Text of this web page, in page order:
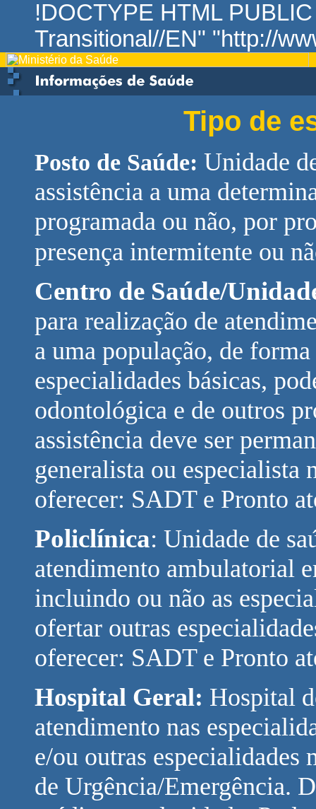
!DOCTYPE HTML
Transitional//EN" "http://
Tipo de
Posto de Saúde: Unidade
assistência a uma
programada ou não, por
presença intermitente ou
Centro de Saúde/
para realização de
a uma população, de
especialidades básicas,
odontológica e de outros
assistência deve ser
generalista ou especialista
oferecer: SADT e Pronto
Policlínica: Unidade de
atendimento ambulatorial
incluindo ou não as
ofertar outras
oferecer: SADT e Pronto
Hospital Geral: Hospital
atendimento nas
e/ou outras especialidades
de Urgência/Emergência.